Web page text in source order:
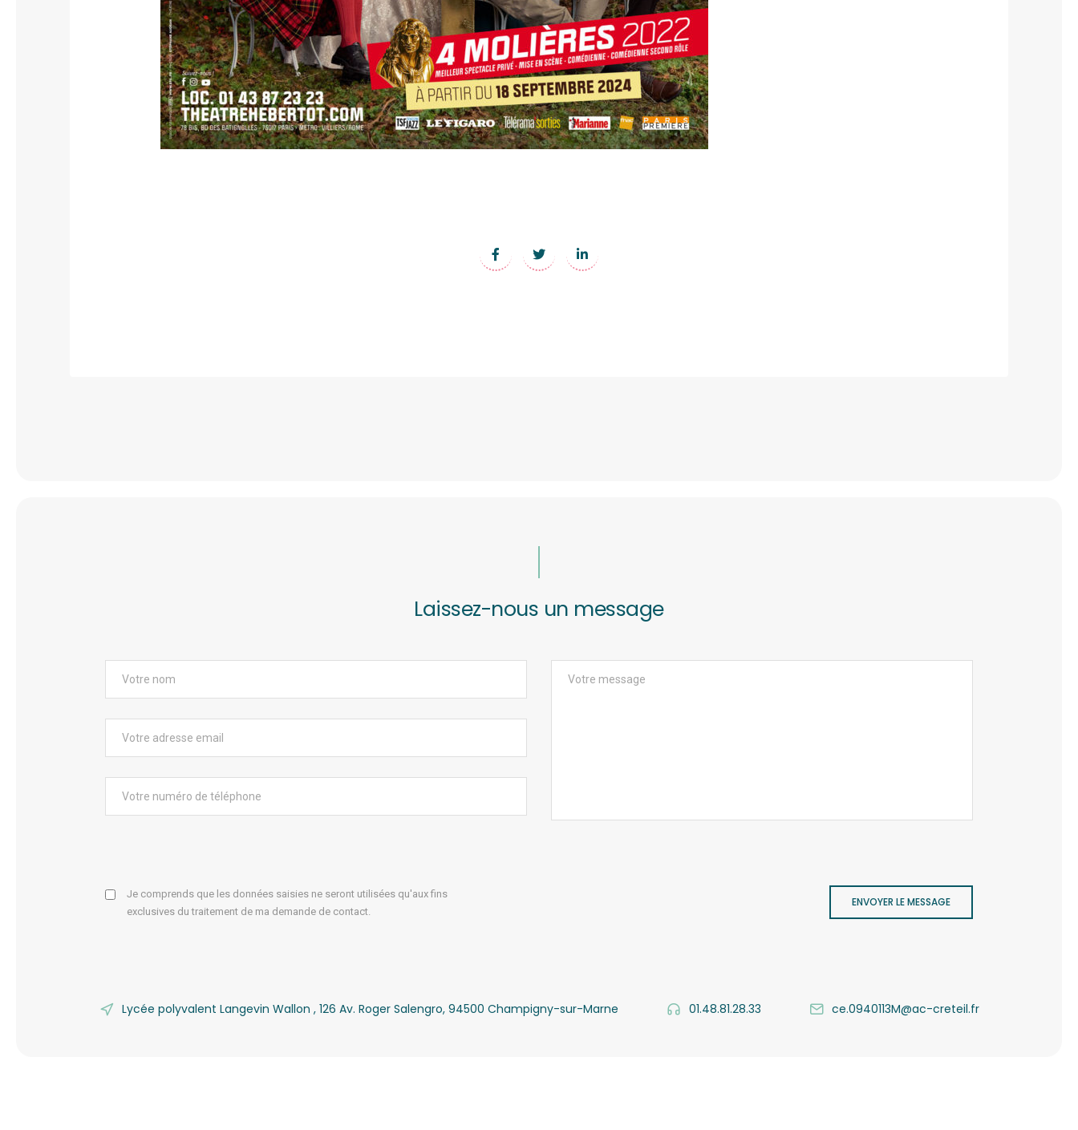
Laissez-nous un message
Je comprends que les données saisies ne seront utilisées qu'aux fins
exclusives du traitement de ma demande de contact.
ENVOYER LE MESSAGE
Lycée polyvalent Langevin Wallon , 126 Av. Roger Salengro, 94500 Champigny-sur-Marne 01.48.81.28.33 ce.0940113M@ac-creteil.fr